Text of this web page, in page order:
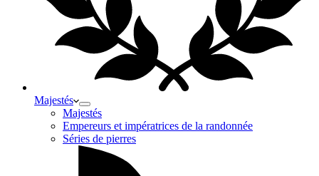
Majestés
Majestés
Empereurs et impératrices de la randonnée
Séries de pierres